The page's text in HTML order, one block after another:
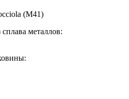
(M41)
металлов: